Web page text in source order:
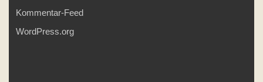
Kommentar-Feed
WordPress.org